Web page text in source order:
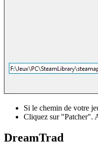
Si le chemin de votre
Cliquez sur "Patcher".
DreamTrad